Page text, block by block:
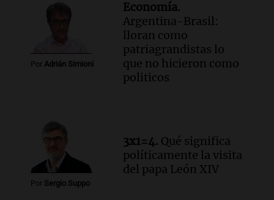
Por Adrián Simioni
Economía.
Argentina-Brasil:
lloran como
patriagrandistas lo
que no hicieron como
politicos
Por Sergio Suppo
3x1=4. Qué significa
políticamente la visita
del papa León XIV